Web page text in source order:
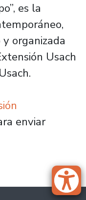
, es la
organizada
Usach
exposición
enviar